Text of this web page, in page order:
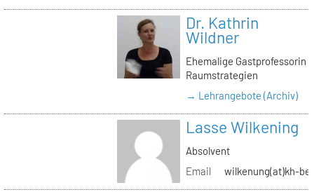
Dr. Kathrin
Wildner
Ehemalige Gastprofessorin
Raumstrategien
→ Lehrangebote (Archiv)
Lasse Wilkening
Absolvent
Email
wilkenung(at)kh-